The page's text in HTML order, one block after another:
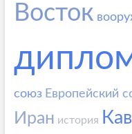
Восток
союз Европейский
Иран история